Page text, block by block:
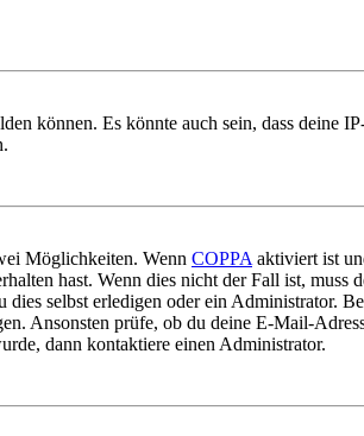
können. Es könnte auch sein, dass deine
Möglichkeiten. Wenn COPPA aktiviert ist
hast. Wenn dies nicht der Fall ist, muss
selbst erledigen oder ein Administrator.
Ansonsten prüfe, ob du deine E-Mail-
dann kontaktiere einen Administrator.